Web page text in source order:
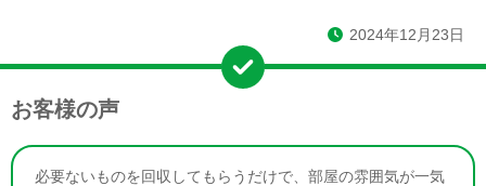
2024年12月23日
お客様の声
必要ないものを回収してもらうだけで、部屋の雰囲気が一気